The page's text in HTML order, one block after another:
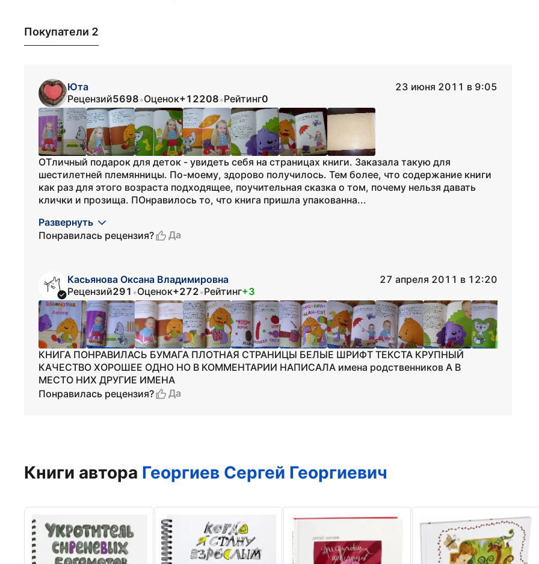
Покупатели 2
Юта
23 июня 2011 в 9:05
Рецензий5698•Оценок+12208•Рейтинг0
ОТличный подарок для деток - увидеть себя на страницах книги. Заказала такую для
шестилетней племянницы. По-моему, здорово получилось. Тем более, что содержание книги
как раз для этого возраста подходящее, поучительная сказка о том, почему нельзя давать
клички и прозища. ПОнравилось то, что книга пришла упакованна...
Развернуть
Понравилась рецензия?
Да
Касьянова Оксана Владимировна
27 апреля 2011 в 12:20
Рецензий291 •Оценок+272•Рейтинг+3
КНИГА ПОНРАВИЛАСЬ БУМАГА ПЛОТНАЯ СТРАНИЦЫ БЕЛЫЕ ШРИФТ ТЕКСТА КРУПНЫЙ
КАЧЕСТВО ХОРОШЕЕ ОДНО НО В КОММЕНТАРИИ НАПИСАЛА имена родственников А В
МЕСТО НИХ ДРУГИЕ ИМЕНА
Понравилась рецензия?
Да
Книги автора Георгиев Сергей Георгиевич